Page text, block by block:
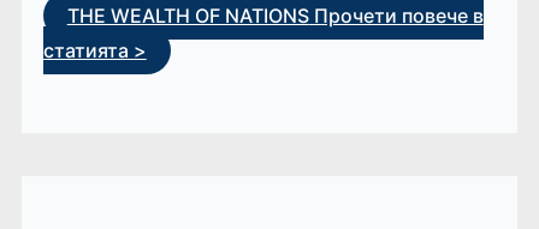
THE WEALTH OF NATIONSПрочети повече в
статията >